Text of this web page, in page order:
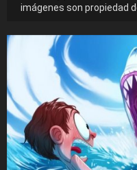
imágenes son propiedad